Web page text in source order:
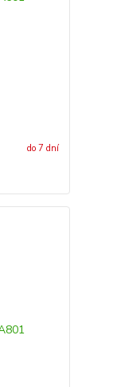
do 7 dní